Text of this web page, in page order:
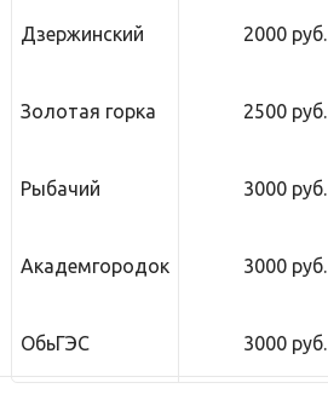
Дзержинский 2000 руб.
Золотая горка 2500 руб.
Рыбачий 3000 руб.
Академгородок 3000 руб.
ОбьГЭС 3000 руб.